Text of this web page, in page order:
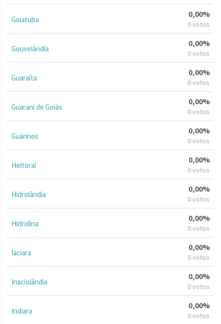
Goiatuba
0,00%
0 votos
Gouvelândia
0,00%
0 votos
Guaraíta
0,00%
0 votos
Guarani de Goiás
0,00%
0 votos
Guarinos
0,00%
0 votos
Heitoraí
0,00%
0 votos
Hidrolândia
0,00%
0 votos
Hidrolina
0,00%
0 votos
Iaciara
0,00%
0 votos
Inaciolândia
0,00%
0 votos
Indiara
0,00%
0 votos